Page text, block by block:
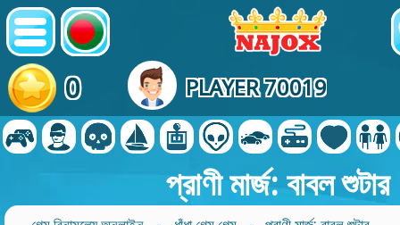
0 PLAYER 70019
প্রাণী মার্জ: বাবল শুটার